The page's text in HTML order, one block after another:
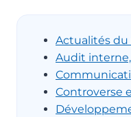
Actualités
Audit
Controverse